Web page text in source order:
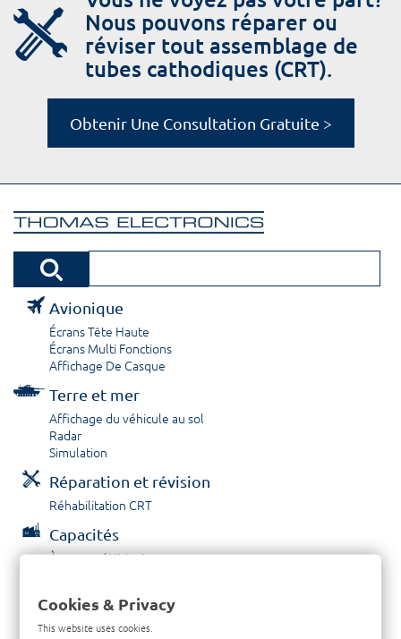
Nous pouvons réparer ou
réviser tout assemblage de
tubes cathodiques (CRT).
Obtenir Une Consultation Gratuite >
Avionique
Écrans Tête Haute
Écrans Multi Fonctions
Affichage De Casque
Terre et mer
Affichage du véhicule au sol
Radar
Simulation
Réparation et révision
Réhabilitation CRT
Capacités
À propos / Historique
Contactez nous
Cookies & Privacy
This website uses cookies.